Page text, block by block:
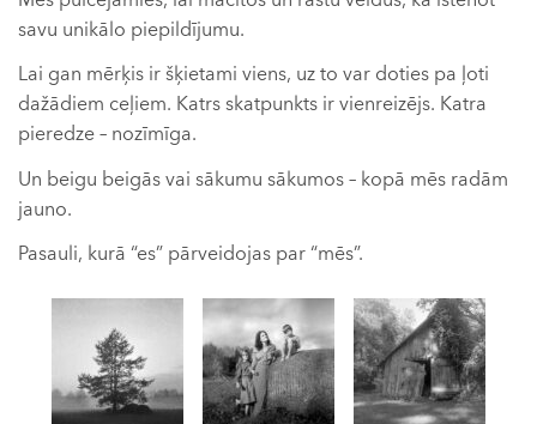
savu unikālo piepildījumu.
Lai gan mērķis ir šķietami viens, uz to var doties pa ļoti
dažādiem ceļiem. Katrs skatpunkts ir vienreizējs. Katra
pieredze – nozīmīga.
Un beigu beigās vai sākumu sākumos – kopā mēs radām
jauno.
Pasauli, kurā “es” pārveidojas par “mēs”.